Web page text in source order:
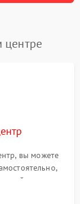
центре
вы можете
сайте